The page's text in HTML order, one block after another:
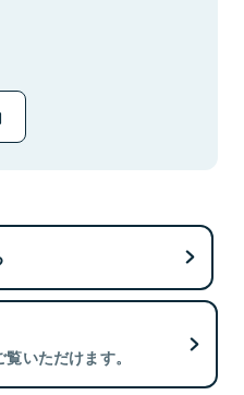
いただけます。